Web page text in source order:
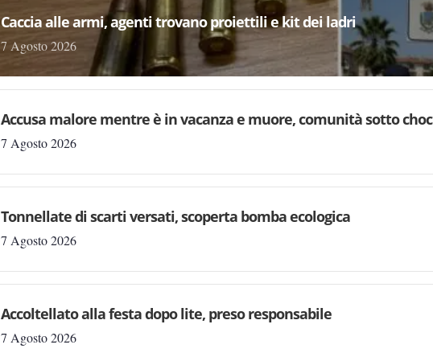
Caccia alle armi, agenti trovano proiettili e kit dei ladri
7 Agosto 2026
Accusa malore mentre è in vacanza e muore, comunità sotto choc
7 Agosto 2026
Tonnellate di scarti versati, scoperta bomba ecologica
7 Agosto 2026
Accoltellato alla festa dopo lite, preso responsabile
7 Agosto 2026